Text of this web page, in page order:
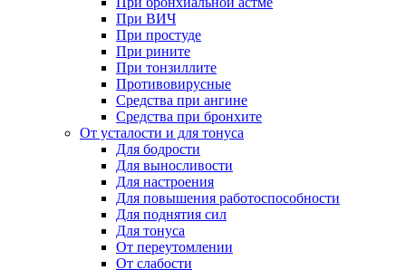
При ВИЧ
При простуде
При рините
При тонзиллите
Противовирусные
Средства при ангине
Средства при бронхите
От усталости и для тонуса
Для бодрости
Для выносливости
Для настроения
Для повышения работоспособности
Для поднятия сил
Для тонуса
От переутомлении
От слабости